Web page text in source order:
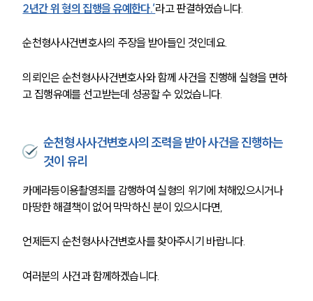
2년간 위 형의 집행을 유예한다.’라고 판결하였습니다.
순천형사사건변호사의 주장을 받아들인 것인데요.
의뢰인은 순천형사사건변호사와 함께 사건을 진행해 실형을 면하
고 집행유예를 선고받는데 성공할 수 있었습니다.
순천형사사건변호사의 조력을 받아 사건을 진행하는
것이 유리
카메라등이용촬영죄를 감행하여 실형의 위기에 처해있으시거나
마땅한 해결책이 없어 막막하신 분이 있으시다면,
언제든지 순천형사사건변호사를 찾아주시기 바랍니다.
여러분의 사건과 함께하겠습니다.